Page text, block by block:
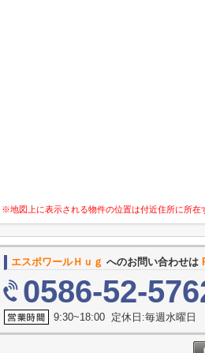
※地図上に表示される物件の位置は付近住所に所在
エスポワールＨｕｇ へのお問い合わせは
0586-52-
9:30~18:00 定休日:毎週水曜日